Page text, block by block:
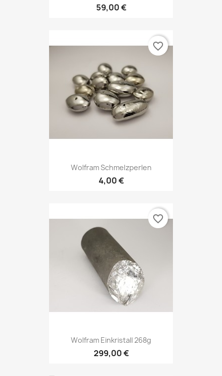
59,00 €
Wolfram Schmelzperlen
4,00 €
favorite_border
Wolfram Einkristall 268g
299,00 €
favorite_border